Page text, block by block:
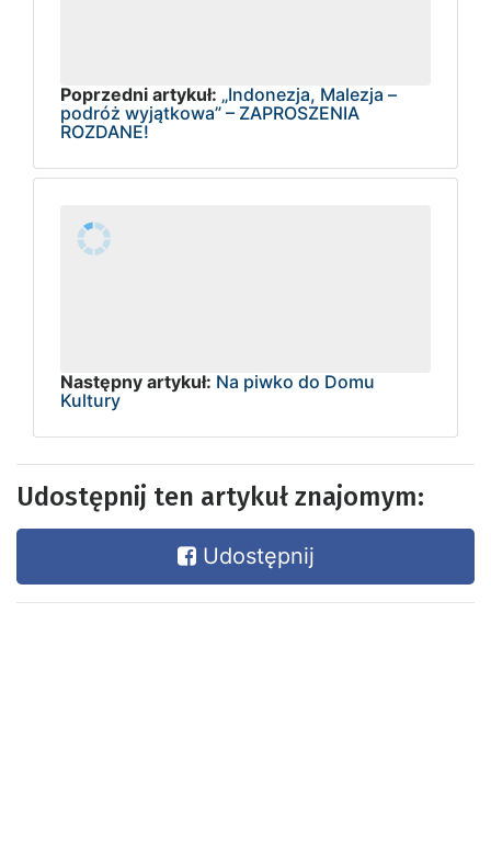
Poprzedni artykuł: „Indonezja, Malezja –
podróż wyjątkowa” – ZAPROSZENIA
ROZDANE!
Następny artykuł: Na piwko do Domu
Kultury
Udostępnij ten artykuł znajomym:
Udostępnij